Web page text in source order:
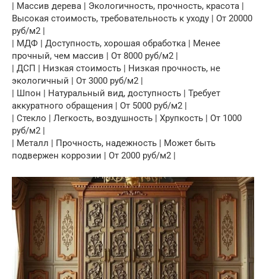
| Массив дерева | Экологичность, прочность, красота |
Высокая стоимость, требовательность к уходу | От 20000
руб/м2 |
| МДФ | Доступность, хорошая обработка | Менее
прочный, чем массив | От 8000 руб/м2 |
| ДСП | Низкая стоимость | Низкая прочность, не
экологичный | От 3000 руб/м2 |
| Шпон | Натуральный вид, доступность | Требует
аккуратного обращения | От 5000 руб/м2 |
| Стекло | Легкость, воздушность | Хрупкость | От 1000
руб/м2 |
| Металл | Прочность, надежность | Может быть
подвержен коррозии | От 2000 руб/м2 |